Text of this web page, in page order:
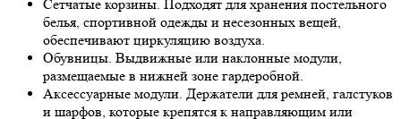
Сетчатые корзины. Подходят для хранения постельного
белья, спортивной одежды и несезонных вещей,
обеспечивают циркуляцию воздуха.
Обувницы. Выдвижные или наклонные модули,
размещаемые в нижней зоне гардеробной.
Аксессуарные модули. Держатели для ремней, галстуков
и шарфов, которые крепятся к направляющим или